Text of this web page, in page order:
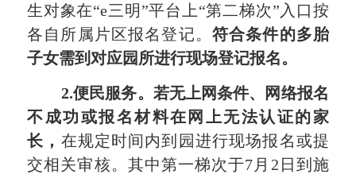
生对象在“e三明”平台上“第二梯次”入口按
各自所属片区报名登记。 符合条件的多胎
子女需到对应园所进行现场登记报名。
2.便民服务。若无上网条件、网络报名
不成功或报名材料在网上无法认证的家
长， 在规定时间内到园进行现场报名或提
交相关审核。其中第一梯次于7 月 2 日到施